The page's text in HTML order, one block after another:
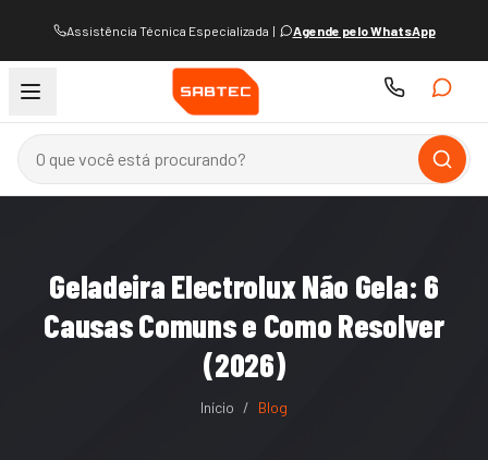
Assistência Técnica Especializada | Agende pelo WhatsApp
Geladeira Electrolux Não Gela: 6
Causas Comuns e Como Resolver
(2026)
Início / Blog